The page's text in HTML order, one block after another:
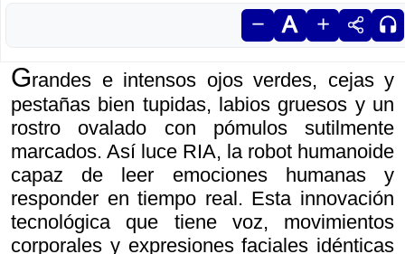
Grandes e intensos ojos verdes, cejas y
pestañas bien tupidas, labios gruesos y un
rostro ovalado con pómulos sutilmente
marcados. Así luce RIA, la robot humanoide
capaz de leer emociones humanas y
responder en tiempo real. Esta innovación
tecnológica que tiene voz, movimientos
corporales y expresiones faciales idénticas